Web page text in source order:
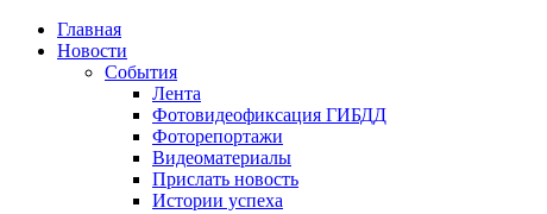
Главная
Новости
События
Лента
Фотовидеофиксация ГИБДД
Фоторепортажи
Видеоматериалы
Прислать новость
Истории успеха